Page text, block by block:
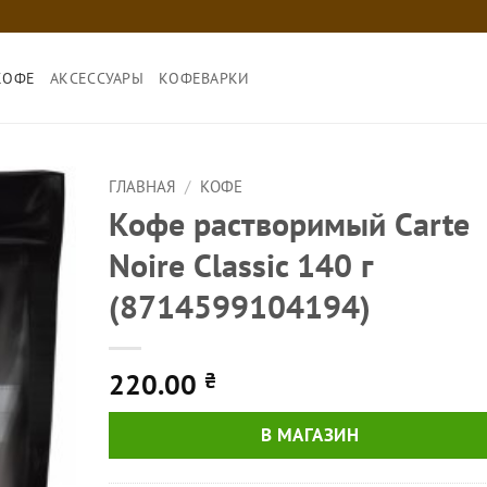
АКСЕССУАРЫ КОФЕВАРКИ
ГЛАВНАЯ / КОФЕ
Кофе растворимый Carte
Noire Classic 140 г
(8714599104194)
220.00 ₴
В МАГАЗИН